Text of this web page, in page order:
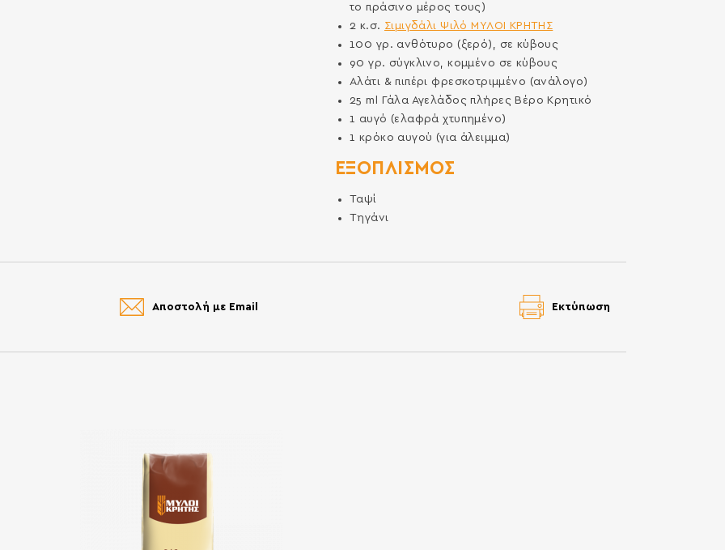
το πράσινο μέρος τους)
2 κ.σ. Σιμιγδάλι Ψιλό ΜΥΛΟΙ ΚΡΗΤΗΣ
100 γρ. ανθότυρο (ξερό), σε κύβους
90γρ. σύγκλινο, κομμένο σε κύβους
Αλάτι & πιπέρι φρεσκοτριμμένο (ανάλογο)
25ml
Γάλα Αγελάδος πλήρες Βέρο Κρητικό
1 αυγό (ελαφρά χτυπημένο)
1 κρόκο αυγού (για άλειμμα)
ΕΞΟΠΛΙΣΜΌΣ
Ταψί
Τηγάνι
Αποστολή με Email Εκτύπωση